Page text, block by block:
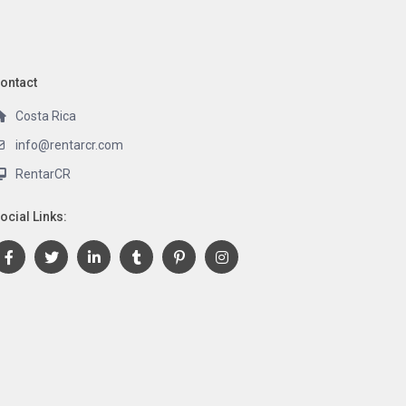
Costa Rica
info@rentarcr.com
RentarCR
Links: